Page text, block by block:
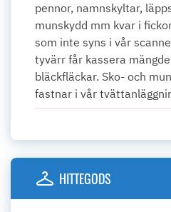
pennor, namnskyltar,
munskydd mm kvar i
som inte syns i vår
tyvärr får kassera
bläckfläckar. Sko- och
fastnar i vår
HITTEGODS